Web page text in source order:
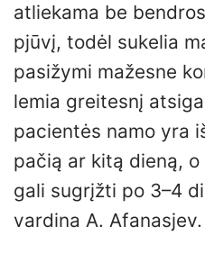
atliekama be
pjūvį, todėl sukelia
pasižymi mažesne
lemia greitesnį
pacientės namo yra
pačią ar kitą dieną,
gali sugrįžti po 3–4
vardina A. Afanasjev.